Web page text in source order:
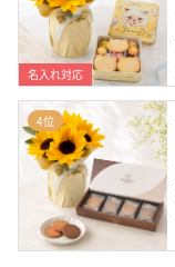
名入れ対応
4位